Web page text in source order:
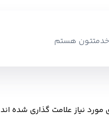
هستم
مورد نیاز علامت گذاری شده اند